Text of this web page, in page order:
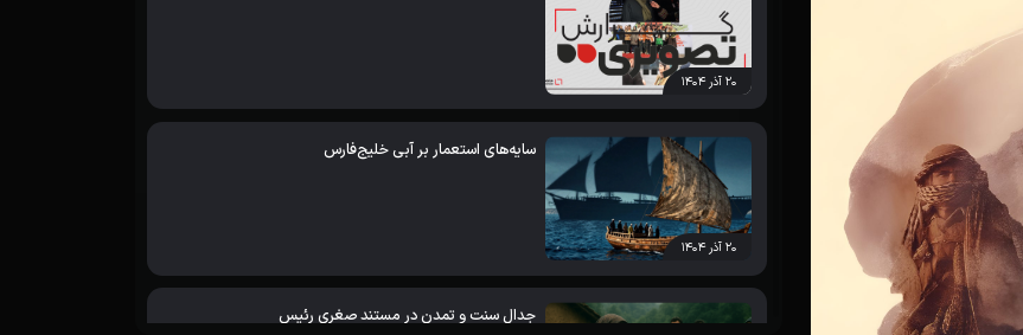
۲۰ آذر ۱۴۰۴
۲۰ آذر ۱۴۰۴
سایه‌های استعمار بر آبی خلیج‌فارس
جدال سنت و تمدن در مستند صغری رئیس